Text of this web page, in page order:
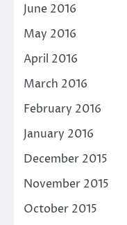
June 2016
May 2016
April 2016
March 2016
February 2016
January 2016
December 2015
November 2015
October 2015